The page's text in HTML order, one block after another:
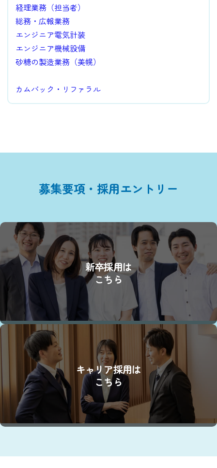
経理業務（担当者）
総務・広報業務
エンジニア電気計装
エンジニア機械設備
砂糖の製造業務（美幌）
カムバック・リファラル
募集要項・採用エントリー
新卒採用は
こちら
キャリア採用は
こちら